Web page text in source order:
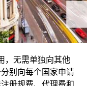
无需单独向其他
别向每个国家申请